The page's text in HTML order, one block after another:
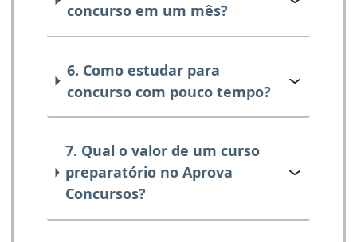
concurso em um mês?
6. Como estudar para
concurso com pouco tempo?
7. Qual o valor de um curso
preparatório no Aprova
Concursos?